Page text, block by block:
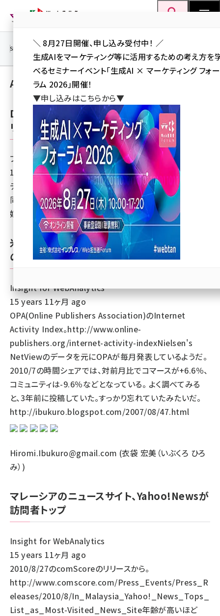
ン
seo (3538)
ai (2820)
youtube (2444)
note (2322)
セミナー (2315)
z世代 (1629)
meo (1281)
llmo (1167)
SEO マーケティング／広告 AI SNS アクセス解析／データ分析
Aggregator
DAC、媒体資料「DAC AD GUIDE」をiPadアプ
リで提供開始
ファインドスター広告ニュース
15 years 11ヶ月 ago
デジタル・アドバタイジング・コンソーシアム株式会社は、
同社が取り扱う各媒体の特徴やメニュー情報を記載した
媒体資料「DAC AD GUIDE」をiPadアプリで提…
米Internet Activity Index (IAI)なんていう
のがあった
Insight for WebAnalytics
15 years 11ヶ月 ago
OPA(Online Publishers Association)のInternet
Activity Index。http://www.online-
publishers.org/internet-activity-indexNielsen's
NetViewのデータを元にOPAが毎月発表しているようだ。
2010/7の時間シェアでは、対前月比でコマースが+6.6％、
コミュニティは-9.6％などとなっている。 よく調べてみる
と、3年前に投稿していた。すっかり忘れていたみたいだ。
http://ibukuro.blogspot.com/2007/08/47.html
Hiromi.Ibukuro@gmail.com (衣袋 宏美（いぶくろ ひろ
み）)
マレーシアのニュースサイト、Yahoo!Newsが
訪問者トップ
Insight for WebAnalytics
15 years 11ヶ月 ago
2010/8/27のcomScoreのリリースから。
http://www.comscore.com/Press_Events/Press_R
eleases/2010/8/In_Malaysia_Yahoo!_News_Tops_
List_as_Most-Visited_News_Site年齢が高いほど
＼ 8月27日開催、申し込み受付中！ ／
生成AIをマーケティング等に活用するための考え方を
べるセミナーイベント「生成AI × マーケティング フォー
ラム 2026」開催！
▼申し込みはこちらから▼